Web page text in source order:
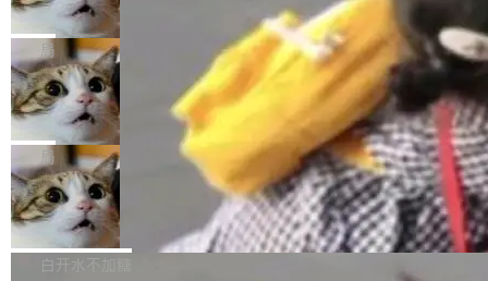
数字电视技术方向的博士生，长期从事视频、音
频技...
超出原定预算 860%。 更令人意外的是，该项目
最终并未成功落地，而高额算力消耗持续运行长
达 5 个月，公司直到财务对账时才察觉异常。这
意味着一个无人看管的 AI 程序，在近半年时间
里日夜不停地"烧钱"。 复盘显示，...
2027 年就能追上美国前沿实验室的水平。 Dela
ngue 把原因归结为一件事：开放协作。中国的
AI 开发者在一个共享和协作的生态里加速迭代，
而美国模型厂商在"闭门造车"。他的原话是 "buil
ding in silos"——各自为战，互不通气。 这个判
断从他嘴里说出来分量不同。Hugging Face 是
全球最大的开源 AI 平台，上面跑着上百万个模
型。谁在开源赛道上领先，...
统，开发者工具必须开源
五年前，David Crawshaw 问过很多软件工程师
一个问题：你写过什么给自己用的程序？答案几
乎都是没有。工程师们整天用别人写的程序写程
序给别人用。偶尔有人自己写个博客系统、智能
家居控制、家庭实验室，都算稀奇事。 Crawsh
aw 是 Shelley 的作者，一个开源 AI coding age
nt。他最近在博客上写了一篇文章，核心论点很
简单：开发者工具必须开源。 理由不是传统的自
由软件情怀，而是一个跟 AI agent 直接相关的
技术判断。 两行 prompt 就能个性化任何软件 C
局
DeepSeek Harness 宣布内测邀请，全
网最大规模开源 Agent 路演现场诞生
一条内测招募帖，发出去的时候大概没人想到它
会变成一场开源 Agent 生态的路演。 8月1日，
DeepSeek Harness 团队负责人崔添翼（tiany
i）在 X 上发帖： 「如果你是 Agent Harness 相
关开源项目的开发者，希望参加 DeepSeek Har
ness 的内测，可以回复或私信联系我。请附上
局
商汤 SenseNova U1.5-Lite-Preview
开源
商汤科技宣布面向社区开源轻量级统一多模态模
型的预览版本 SenseNova U1.5-Lite-Preview。
白开水不加糖